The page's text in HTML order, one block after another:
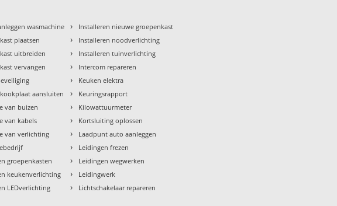
wasmachine
plaatsen
uitbreiden
vervangen
aansluiten
van buizen
van kabels
van verlichting
groepenkasten
keukenverlichting
LEDverlichting
› Installeren nieuwe groepenkast
› Installeren noodverlichting
› Installeren tuinverlichting
› Intercom repareren
› Keuken elektra
› Keuringsrapport
› Kilowattuurmeter
› Kortsluiting oplossen
› Laadpunt auto aanleggen
› Leidingen frezen
› Leidingen wegwerken
› Leidingwerk
› Lichtschakelaar repareren